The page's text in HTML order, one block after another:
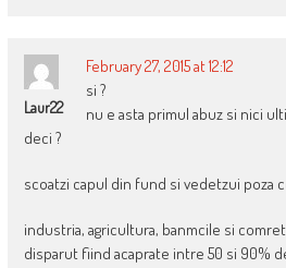
Laur22
February 27, 2015 at 12:12
si ?
nu e asta primul abuz si nici
deci ?
scoatzi capul din fund si vedetzui poza
industria, agricultura, banmcile si
disparut fiind acaprate intre 50 si 90%